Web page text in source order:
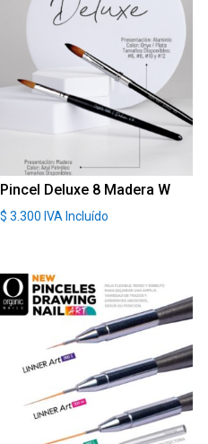
Pincel Deluxe 8 Madera W
$ 3.300 IVA Incluído